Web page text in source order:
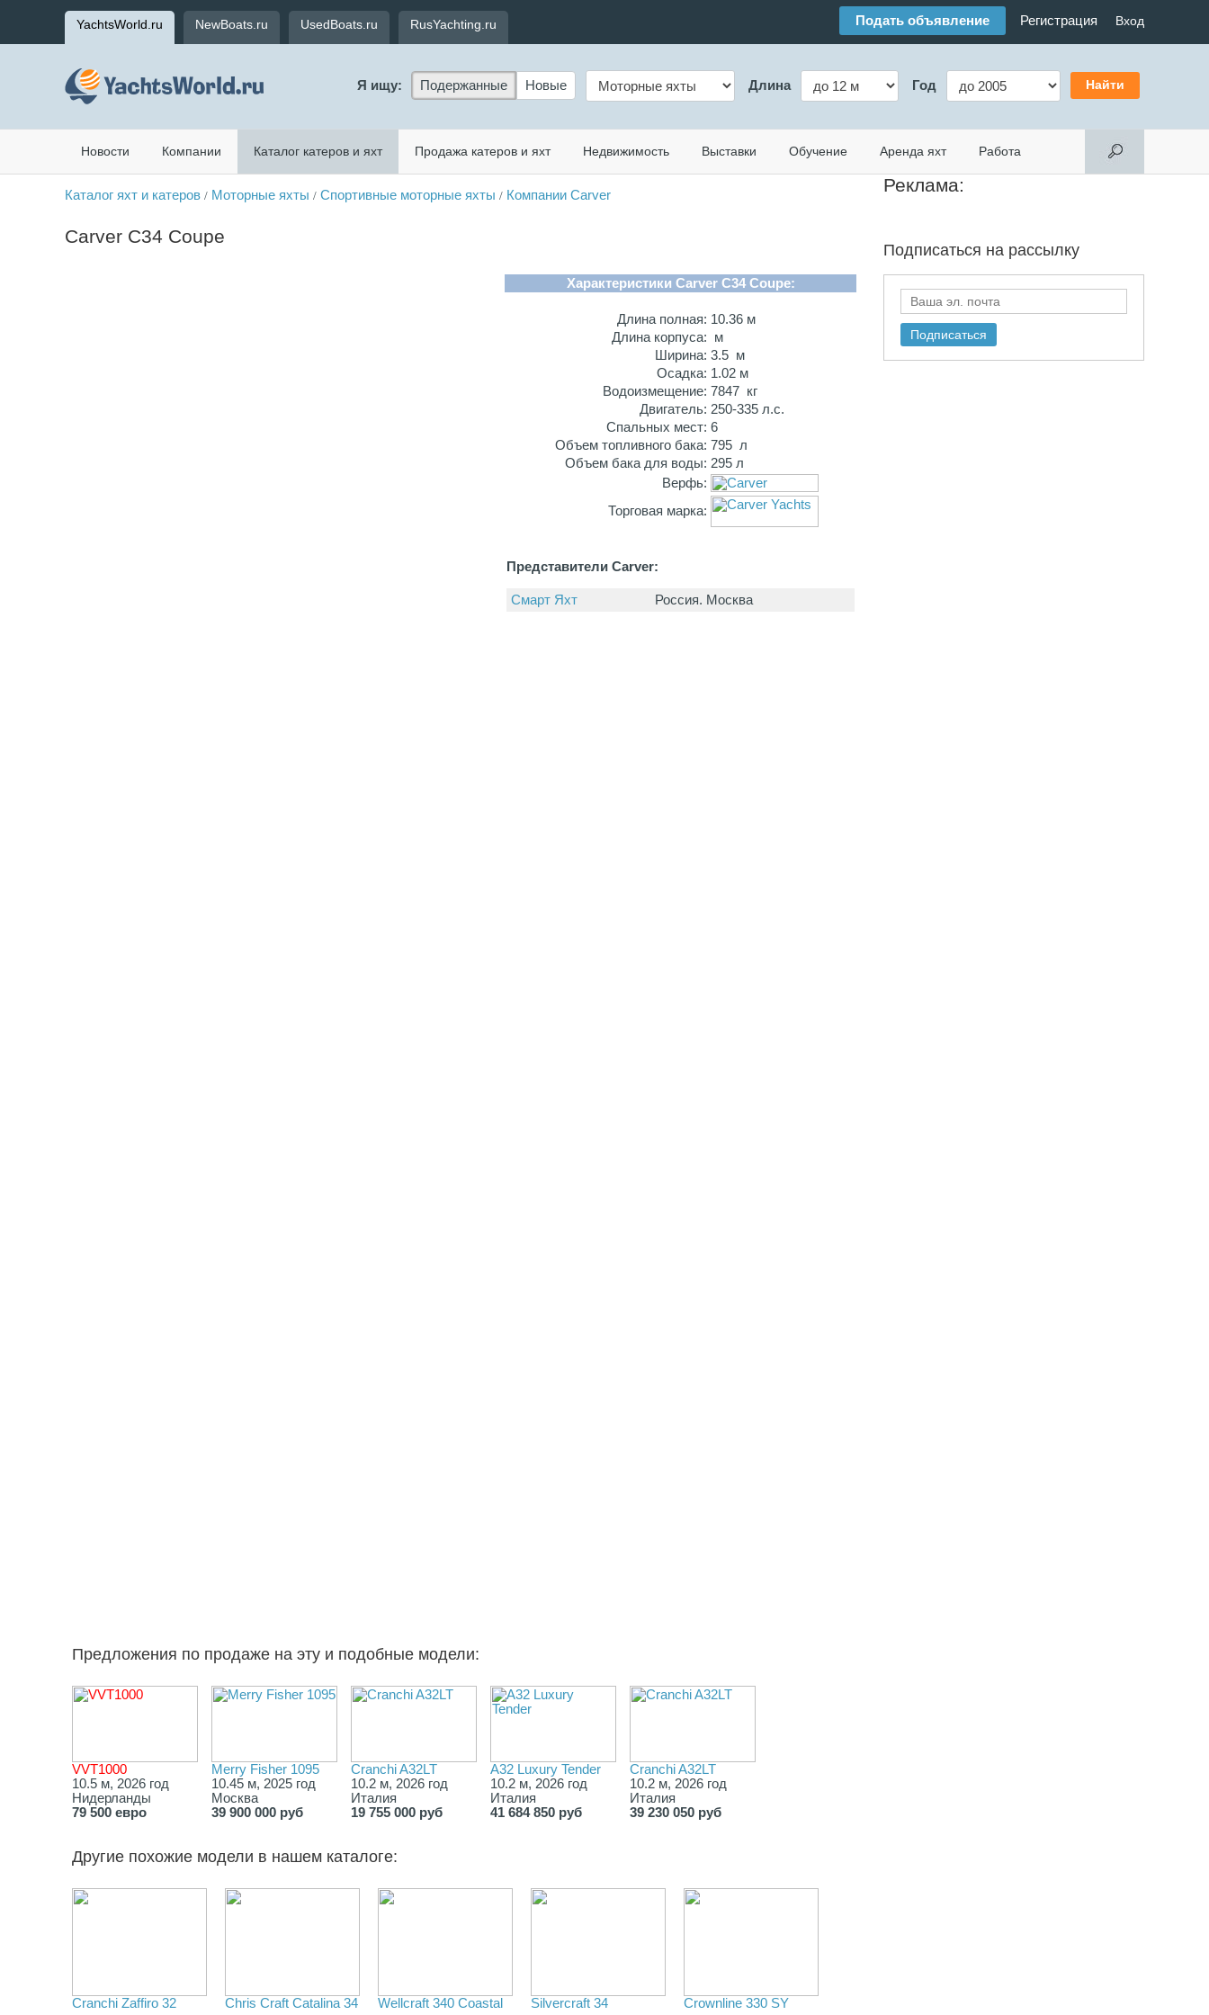
YachtsWorld.ru NewBoats.ru UsedBoats.ru RusYachting.ru Подать объявление Регистрация Вход
Я ищу: Подержанные Новые Длина Год
Новости Компании Каталог катеров и яхт Продажа катеров и яхт Недвижимость Выставки Обучение Аренда яхт Работа
Каталог яхт и катеров / Моторные яхты / Спортивные моторные яхты / Компании Carver
Carver C34 Coupe
Характеристики Carver C34 Coupe:
Длина полная: 10.36 м
Длина корпуса:
м
Ширина: 3.5 м
Осадка: 1.02 м
Водоизмещение: 7847 кг
Двигатель: 250-335 л.с.
Спальных мест: 6
Объем топливного бака: 795 л
Объем бака для воды: 295 л
Верфь:
Торговая марка:
Представители Carver:
Смарт Яхт Россия. Москва
Предложения по продаже на эту и подобные модели:
VVT1000
10.5 м, 2026 год
Нидерланды
79 500 евро
Merry Fisher 1095
10.45 м, 2025 год
Москва
39 900 000 руб
Cranchi A32LT
10.2 м, 2026 год
Италия
19 755 000 руб
A32 Luxury Tender
10.2 м, 2026 год
Италия
41 684 850 руб
Cranchi A32LT
10.2 м, 2026 год
Италия
39 230 050 руб
Другие похожие модели в нашем каталоге:
Cranchi Zaffiro 32 Chris Craft Catalina 34 Wellcraft 340 Coastal Silvercraft 34 Crownline 330 SY
Реклама:
Подписаться на рассылку